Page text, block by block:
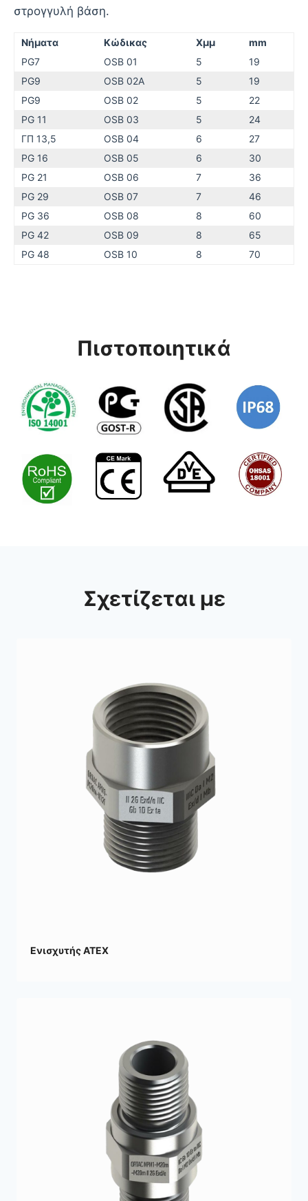
στρογγυλή βάση.
Νήματα Κώδικας Χμμ
mm
PG7
OSB 01 5
19
PG9
OSB 02A 5
19
PG9
OSB 02 5
22
PG 11
OSB 03 5
24
ΓΠ 13,5
OSB 04 6
27
PG 16
OSB 05 6
30
PG 21
OSB 06 7
36
PG 29
OSB 07 7
46
PG 36
OSB 08 8
60
PG 42
OSB 09 8
65
PG 48
OSB 10 8 70
Πιστοποιητικά
Σχετίζεται με
Ενισχυτής ATEX